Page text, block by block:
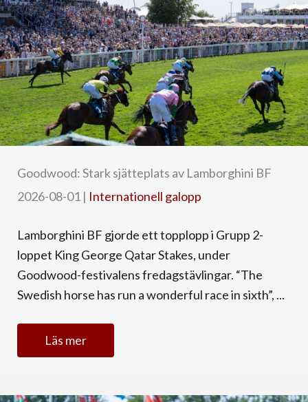
Goodwood: Stark sjätteplats av Lamborghini BF
2026-08-01 | Internationell galopp
Lamborghini BF gjorde ett topplopp i Grupp 2-
loppet King George Qatar Stakes, under
Goodwood-festivalens fredagstävlingar. “The
Swedish horse has run a wonderful race in sixth”, ...
Läs mer